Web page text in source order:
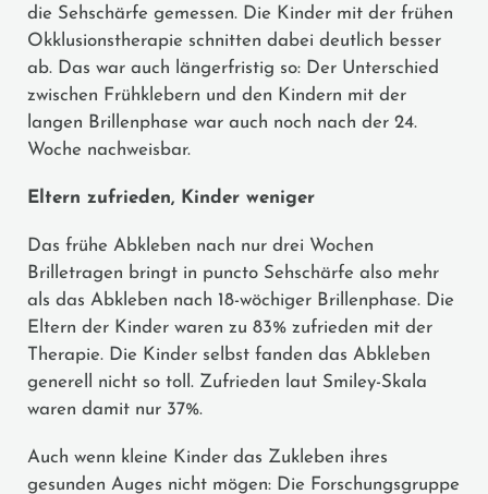
die Sehschärfe gemessen. Die Kinder mit der frühen
Okklusionstherapie schnitten dabei deutlich besser
ab. Das war auch längerfristig so: Der Unterschied
zwischen Frühklebern und den Kindern mit der
langen Brillenphase war auch noch nach der 24.
Woche nachweisbar.
Eltern zufrieden, Kinder weniger
Das frühe Abkleben nach nur drei Wochen
Brilletragen bringt in puncto Sehschärfe also mehr
als das Abkleben nach 18-wöchiger Brillenphase. Die
Eltern der Kinder waren zu 83% zufrieden mit der
Therapie. Die Kinder selbst fanden das Abkleben
generell nicht so toll. Zufrieden laut Smiley-Skala
waren damit nur 37%.
Auch wenn kleine Kinder das Zukleben ihres
gesunden Auges nicht mögen: Die Forschungsgruppe